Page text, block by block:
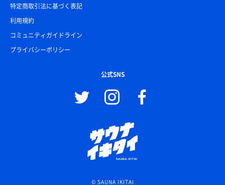
特定商取引法に基づく表記
利用規約
コミュニティガイドライン
プライバシーポリシー
公式SNS
© SAUNA IKITAI